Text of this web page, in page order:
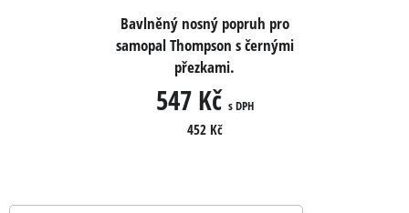
Bavlněný nosný popruh pro
samopal Thompson s černými
přezkami.
547 Kč s DPH
452 Kč